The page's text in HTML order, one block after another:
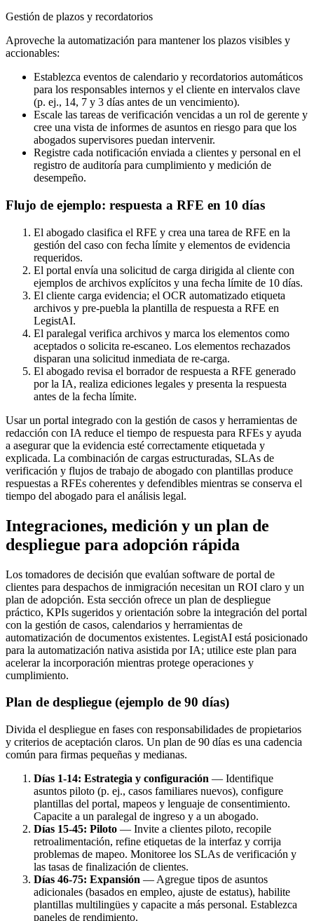
Gestión de plazos y recordatorios
Aproveche la automatización para mantener los plazos visibles y
accionables:
Establezca eventos de calendario y recordatorios automáticos
para los responsables internos y el cliente en intervalos clave
(p. ej., 14, 7 y 3 días antes de un vencimiento).
Escale las tareas de verificación vencidas a un rol de gerente y
cree una vista de informes de asuntos en riesgo para que los
abogados supervisores puedan intervenir.
Registre cada notificación enviada a clientes y personal en el
registro de auditoría para cumplimiento y medición de
desempeño.
Flujo de ejemplo: respuesta a RFE en 10 días
El abogado clasifica el RFE y crea una tarea de RFE en la
gestión del caso con fecha límite y elementos de evidencia
requeridos.
El portal envía una solicitud de carga dirigida al cliente con
ejemplos de archivos explícitos y una fecha límite de 10 días.
El cliente carga evidencia; el OCR automatizado etiqueta
archivos y pre-puebla la plantilla de respuesta a RFE en
LegistAI.
El paralegal verifica archivos y marca los elementos como
aceptados o solicita re-escaneo. Los elementos rechazados
disparan una solicitud inmediata de re-carga.
El abogado revisa el borrador de respuesta a RFE generado
por la IA, realiza ediciones legales y presenta la respuesta
antes de la fecha límite.
Usar un portal integrado con la gestión de casos y herramientas de
redacción con IA reduce el tiempo de respuesta para RFEs y ayuda
a asegurar que la evidencia esté correctamente etiquetada y
explicada. La combinación de cargas estructuradas, SLAs de
verificación y flujos de trabajo de abogado con plantillas produce
respuestas a RFEs coherentes y defendibles mientras se conserva el
tiempo del abogado para el análisis legal.
Integraciones, medición y un plan de
despliegue para adopción rápida
Los tomadores de decisión que evalúan software de portal de
clientes para despachos de inmigración necesitan un ROI claro y un
plan de adopción. Esta sección ofrece un plan de despliegue
práctico, KPIs sugeridos y orientación sobre la integración del portal
con la gestión de casos, calendarios y herramientas de
automatización de documentos existentes. LegistAI está posicionado
para la automatización nativa asistida por IA; utilice este plan para
acelerar la incorporación mientras protege operaciones y
cumplimiento.
Plan de despliegue (ejemplo de 90 días)
Divida el despliegue en fases con responsabilidades de propietarios
y criterios de aceptación claros. Un plan de 90 días es una cadencia
común para firmas pequeñas y medianas.
Días 1-14: Estrategia y configuración — Identifique
asuntos piloto (p. ej., casos familiares nuevos), configure
plantillas del portal, mapeos y lenguaje de consentimiento.
Capacite a un paralegal de ingreso y a un abogado.
Días 15-45: Piloto — Invite a clientes piloto, recopile
retroalimentación, refine etiquetas de la interfaz y corrija
problemas de mapeo. Monitoree los SLAs de verificación y
las tasas de finalización de clientes.
Días 46-75: Expansión — Agregue tipos de asuntos
adicionales (basados en empleo, ajuste de estatus), habilite
plantillas multilingües y capacite a más personal. Establezca
paneles de rendimiento.